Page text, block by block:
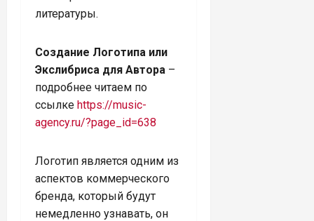
литературы.
Создание Логотипа или
Экслибриса для Автора –
подробнее читаем по
ссылке https://music-
agency.ru/?page_id=638
Логотип является одним из
аспектов коммерческого
бренда, который будут
немедленно узнавать, он